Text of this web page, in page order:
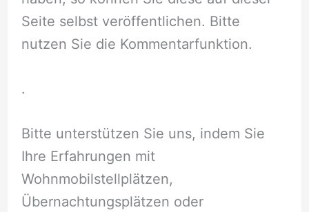
Seite selbst veröffentlichen. Bitte
nutzen Sie die Kommentarfunktion.
.
Bitte unterstützen Sie uns, indem Sie
Ihre Erfahrungen mit
Wohnmobilstellplätzen,
Übernachtungsplätzen oder